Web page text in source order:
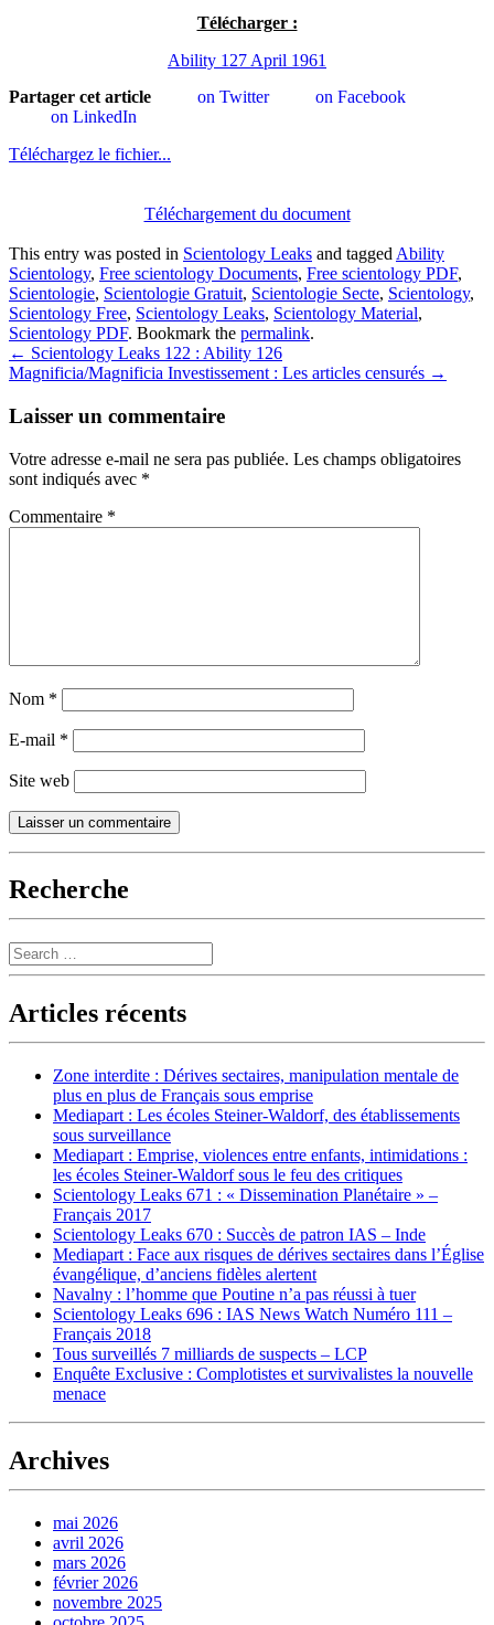
Télécharger :
Ability 127 April 1961
Partager cet article
on Twitter
on Facebook
on LinkedIn
Téléchargez le fichier...
Téléchargement du document
This entry was posted in Scientology Leaks and tagged Ability
Scientology, Free scientology Documents, Free scientology PDF,
Scientologie, Scientologie Gratuit, Scientologie Secte, Scientology,
Scientology Free, Scientology Leaks, Scientology Material,
Scientology PDF. Bookmark the permalink.
Post
navigation
← Scientology Leaks 122 : Ability 126
Magnificia/Magnificia Investissement : Les articles censurés →
Laisser un commentaire
Votre adresse e-mail ne sera pas publiée. Les champs obligatoires
sont indiqués avec *
Commentaire *
Nom *
E-mail *
Site web
Recherche
Search
Articles récents
Zone interdite : Dérives sectaires, manipulation mentale de
plus en plus de Français sous emprise
Mediapart : Les écoles Steiner-Waldorf, des établissements
sous surveillance
Mediapart : Emprise, violences entre enfants, intimidations :
les écoles Steiner-Waldorf sous le feu des critiques
Scientology Leaks 671 : « Dissemination Planétaire » –
Français 2017
Scientology Leaks 670 : Succès de patron IAS – Inde
Mediapart : Face aux risques de dérives sectaires dans l’Église
évangélique, d’anciens fidèles alertent
Navalny : l’homme que Poutine n’a pas réussi à tuer
Scientology Leaks 696 : IAS News Watch Numéro 111 –
Français 2018
Tous surveillés 7 milliards de suspects – LCP
Enquête Exclusive : Complotistes et survivalistes la nouvelle
menace
Archives
mai 2026
avril 2026
mars 2026
février 2026
novembre 2025